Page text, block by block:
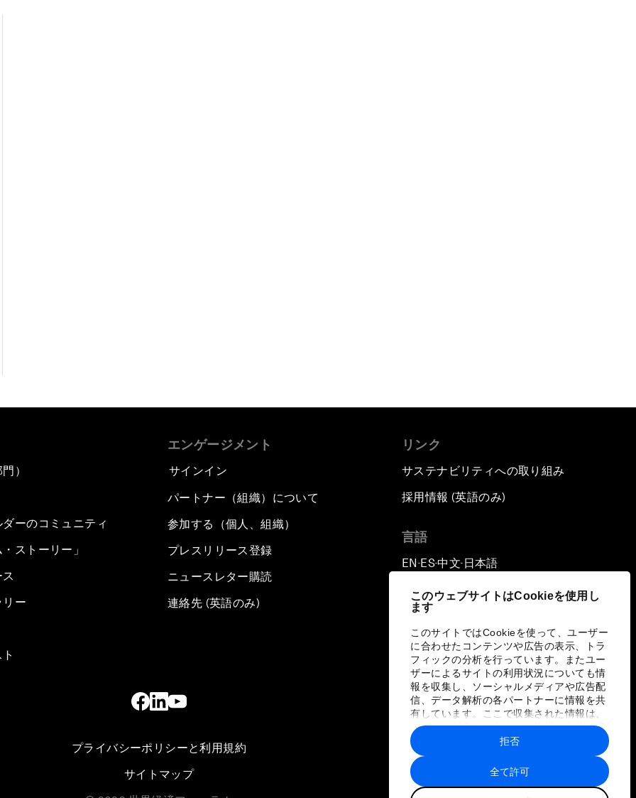
このウェブサイトはCookieを使用し
ます
このサイトではCookieを使って、ユーザー
に合わせたコンテンツや広告の表示、トラ
フィックの分析を行っています。またユー
ザーによるサイトの利用状況についても情
報を収集し、ソーシャルメディアや広告配
信、データ解析の各パートナーに情報を共
有しています。ここで収集された情報は、
ユーザーが各パートナーに提供した他の情
報や各パートナーのサービスを使用した際
に収集された情報と組み合わされ、各パー
トナーによって使用されることがありま
す。
全て許可
拒否
）
ーのコミュニティ
ストーリー」
ー
エンゲージメント
サインイン
パートナー（組織）について
参加する（個人、組織）
プレスリリース登録
ニュースレター購読
連絡先 (英語のみ)
リンク
サステナビリティへの取り組み
採用情報 (英語のみ)
言語
EN ▪ ES▪中文▪ 日本語
プライバシーポリシーと利用規約
サイトマップ